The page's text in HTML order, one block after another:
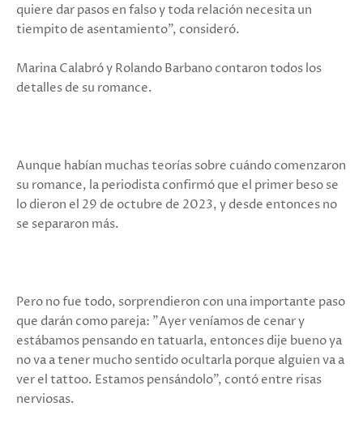
quiere dar pasos en falso y toda relación necesita un
tiempito de asentamiento", consideró.
Marina Calabró y Rolando Barbano contaron todos los
detalles de su romance.
Aunque habían muchas teorías sobre cuándo comenzaron
su romance, la periodista confirmó que el primer beso se
lo dieron el 29 de octubre de 2023, y desde entonces no
se separaron más.
Pero no fue todo, sorprendieron con una importante paso
que darán como pareja: "Ayer veníamos de cenar y
estábamos pensando en tatuarla, entonces dije bueno ya
no va a tener mucho sentido ocultarla porque alguien va a
ver el tattoo. Estamos pensándolo", contó entre risas
nerviosas.